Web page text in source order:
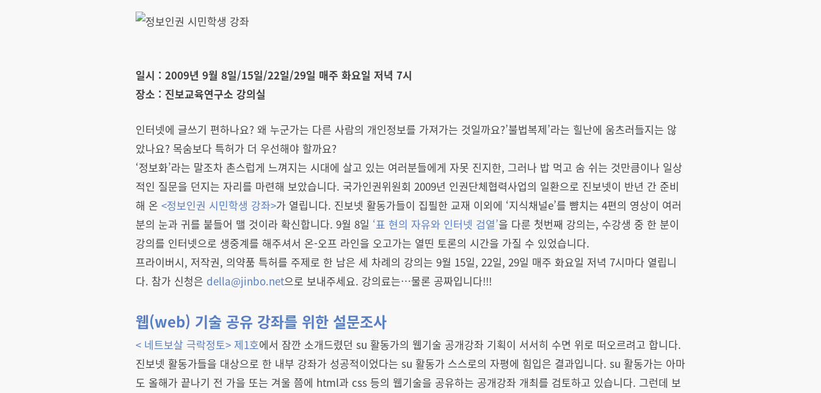
일시 : 2009년 9월 8일/15일/22일/29일 매주 화요일 저녁 7시
장소 : 진보교육연구소 강의실
인터넷에 글쓰기 편하나요? 왜 누군가는 다른 사람의 개인정보를 가져가는 것일까요?’불법복제’라는 힐난에 움츠러들지는 않
았나요? 목숨보다 특허가 더 우선해야 할까요?
‘정보화’라는 말조차 촌스럽게 느껴지는 시대에 살고 있는 여러분들에게 자못 진지한, 그러나 밥 먹고 숨 쉬는 것만큼이나 일상
적인 질문을 던지는 자리를 마련해 보았습니다. 국가인권위원회 2009년 인권단체협력사업의 일환으로 진보넷이 반년 간 준비
해 온 <정보인권 시민학생 강좌>가 열립니다. 진보넷 활동가들이 집필한 교재 이외에 ‘지식채널e’를 뺨치는 4편의 영상이 여러
분의 눈과 귀를 붙들어 맬 것이라 확신합니다. 9월 8일 ‘표 현의 자유와 인터넷 검열’을 다룬 첫번째 강의는, 수강생 중 한 분이
강의를 인터넷으로 생중계를 해주셔서 온-오프 라인을 오고가는 열띤 토론의 시간을 가질 수 있었습니다.
프라이버시, 저작권, 의약품 특허를 주제로 한 남은 세 차례의 강의는 9월 15일, 22일, 29일 매주 화요일 저녁 7시마다 열립니
다. 참가 신청은 della@jinbo.net으로 보내주세요. 강의료는…물론 공짜입니다!!!
웹(web) 기술 공유 강좌를 위한 설문조사
< 네트보살 극락정토> 제1호에서 잠깐 소개드렸던 su 활동가의 웹기술 공개강좌 기획이 서서히 수면 위로 떠오르려고 합니다.
진보넷 활동가들을 대상으로 한 내부 강좌가 성공적이었다는 su 활동가 스스로의 자평에 힘입은 결과입니다. su 활동가는 아마
도 올해가 끝나기 전 가을 또는 겨울 쯤에 html과 css 등의 웹기술을 공유하는 공개강좌 개최를 검토하고 있습니다. 그런데 보